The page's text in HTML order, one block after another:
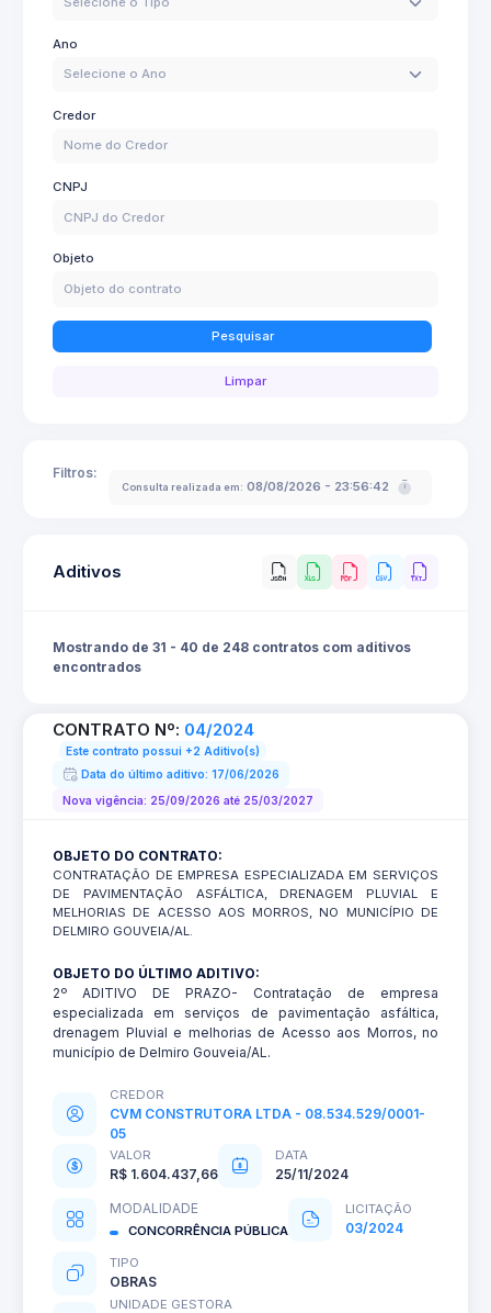
Ano
Selecione o Ano
Credor
CNPJ
Objeto
Pesquisar
Limpar
Filtros:
Consulta realizada em: 08/08/2026 - 23:56:42
Aditivos
Mostrando de 31 - 40 de 248 contratos com aditivos
encontrados
CONTRATO Nº: 04/2024
Este contrato possui +2 Aditivo(s)
Data do último aditivo: 17/06/2026
Nova vigência: 25/09/2026 até 25/03/2027
OBJETO DO CONTRATO:
CONTRATAÇÃO DE EMPRESA ESPECIALIZADA EM SERVIÇOS
DE PAVIMENTAÇÃO ASFÁLTICA, DRENAGEM PLUVIAL E
MELHORIAS DE ACESSO AOS MORROS, NO MUNICÍPIO DE
DELMIRO GOUVEIA/AL.
OBJETO DO ÚLTIMO ADITIVO:
2º ADITIVO DE PRAZO- Contratação de empresa
especializada em serviços de pavimentação asfáltica,
drenagem Pluvial e melhorias de Acesso aos Morros, no
município de Delmiro Gouveia/AL.
CREDOR
CVM CONSTRUTORA LTDA - 08.534.529/0001-
05
VALOR
R$ 1.604.437,66
DATA
25/11/2024
MODALIDADE
CONCORRÊNCIA PÚBLICA
LICITAÇÃO
03/2024
TIPO
OBRAS
UNIDADE GESTORA